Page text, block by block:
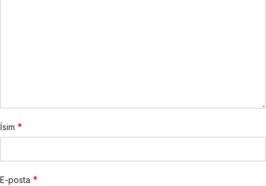
İsim *
E-posta *